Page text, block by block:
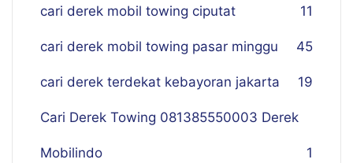
cari derek mobil towing ciputat 11
cari derek mobil towing pasar minggu 45
cari derek terdekat kebayoran jakarta 19
Cari Derek Towing 081385550003 Derek
Mobilindo 1